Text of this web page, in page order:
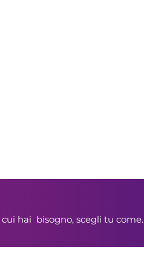
hai bisogno, scegli tu come.